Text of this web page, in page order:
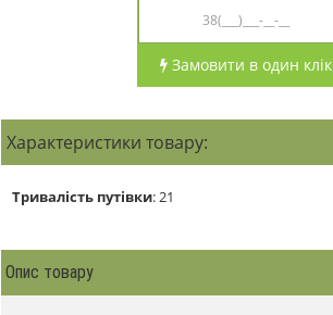
Замовити в один клік
Характеристики товару:
Тривалість путівки: 21
Опис товару